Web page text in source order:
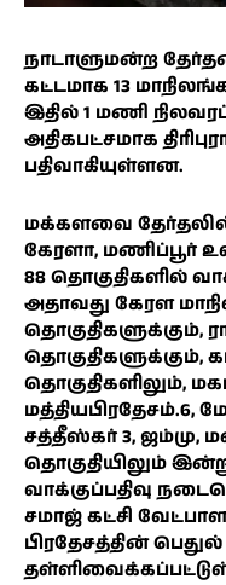
நாடாளுமன்ற
கட்டமாக 13
இதில் 1 மணி
அதிகபட்சமாக
பதிவாகியுள்ளன.
மக்களவை தேர்தலில்
கேரளா, மணிப்பூர்
88 தொகுதிகளில்
அதாவது கேரள
தொகுதிகளுக்கும்,
தொகுதிகளுக்கும்,
தொகுதிகளிலும்,
மத்தியபிரதேசம்.6,
சத்தீஸ்கர் 3, ஜம்மு,
தொகுதியிலும்
வாக்குப்பதிவு
சமாஜ் கட்சி
பிரதேசத்தின்